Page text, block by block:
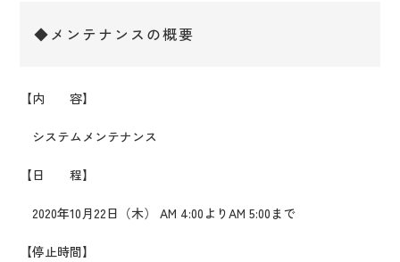
◆メンテナンスの概要
【内 容】
システムメンテナンス
【日 程】
2020年10月22日（木） AM 4:00よりAM 5:00まで
【停止時間】